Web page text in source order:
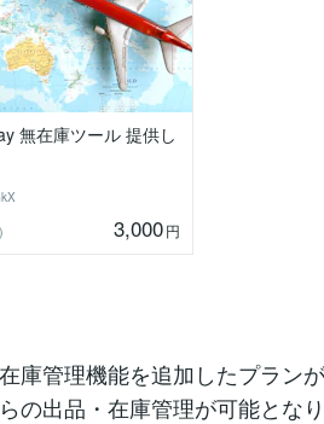
無在庫ツール 提供し
3,000円
庫管理機能を追加したプラン
の出品・在庫管理が可能となり